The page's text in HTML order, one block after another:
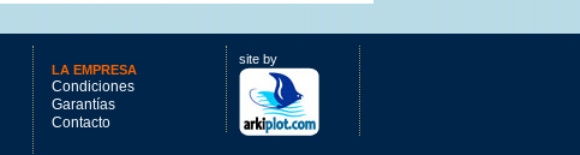
LA EMPRESA
Condiciones
Garantías
Contacto
site by